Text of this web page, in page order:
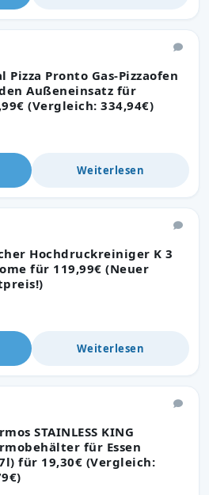
Pizza Pronto Gas-Pizzaofen
Außeneinsatz für
(Vergleich: 334,94€)
Weiterlesen
Hochdruckreiniger K 3
für 119,99€ (Neuer
Weiterlesen
STAINLESS KING
für Essen
für 19,30€ (Vergleich: